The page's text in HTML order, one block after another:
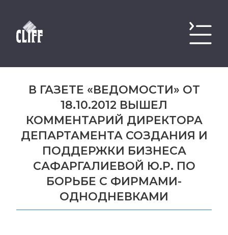
В ГАЗЕТЕ «ВЕДОМОСТИ» ОТ
18.10.2012 ВЫШЕЛ
КОММЕНТАРИЙ ДИРЕКТОРА
ДЕПАРТАМЕНТА СОЗДАНИЯ И
ПОДДЕРЖКИ БИЗНЕСА
САФАРГАЛИЕВОЙ Ю.Р. ПО
БОРЬБЕ С ФИРМАМИ-
ОДНОДНЕВКАМИ